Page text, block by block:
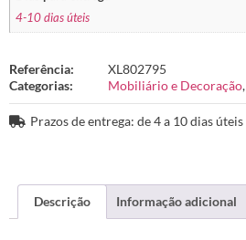
4-10 dias úteis
Referência:
XL802795
Categorias:
Mobiliário e Decoração,
Prazos de entrega: de 4 a 10 dias úteis
Descrição Informação adicional